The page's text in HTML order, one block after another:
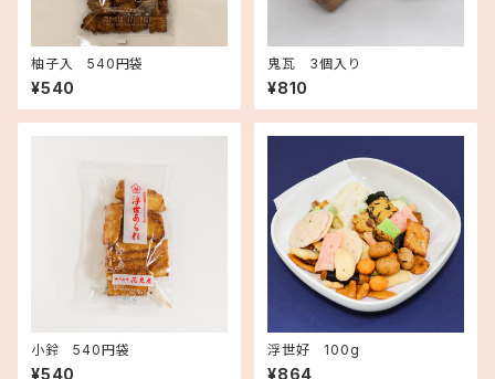
柚子入 540円袋
¥540
鬼瓦 3個入り
¥810
小鈴 540円袋
¥540
浮世好 100g
¥864